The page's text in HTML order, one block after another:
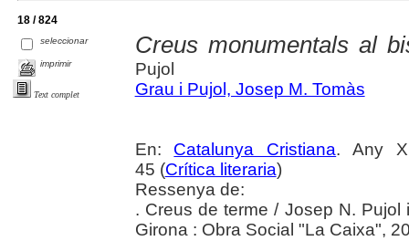
18 / 824
seleccionar
imprimir
Text complet
Creus monumentals al
Pujol
Grau i Pujol, Josep M. Tomàs
En: Catalunya Cristiana. Any
45 (Crítica literaria)
Ressenya de:
. Creus de terme / Josep N.
Girona : Obra Social "La Caixa",